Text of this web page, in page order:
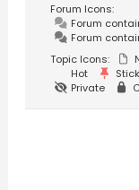
Forum Icons:
Forum
Forum
Topic Icons:
Hot
Private